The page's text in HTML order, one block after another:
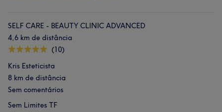
SELF CARE - BEAUTY CLINIC ADVANCED
4,6 km de distância
(10)
Kris Esteticista
8 km de distância
Sem comentários
Sem Limites TF